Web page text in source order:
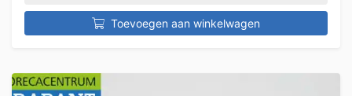
Toevoegen aan winkelwagen